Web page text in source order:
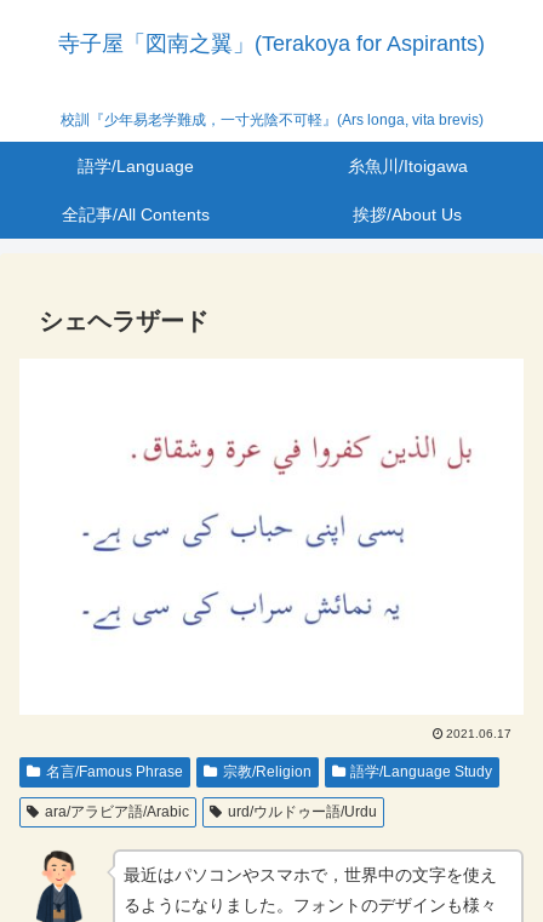
寺子屋「図南之翼」(Terakoya for Aspirants)
校訓『少年易老学難成，一寸光陰不可軽』(Ars longa, vita brevis)
語学/Language 糸魚川/Itoigawa
全記事/All Contents 挨拶/About Us
シェヘラザード
2021.06.17
名言/Famous Phrase 宗教/Religion 語学/Language Study
ara/アラビア語/Arabic urd/ウルドゥー語/Urdu
最近はパソコンやスマホで，世界中の文字を使え
るようになりました。フォントのデザインも様々